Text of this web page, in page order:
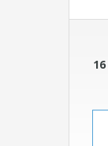
16